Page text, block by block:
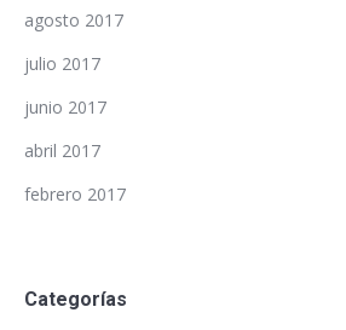
agosto 2017
julio 2017
junio 2017
abril 2017
febrero 2017
Categorías